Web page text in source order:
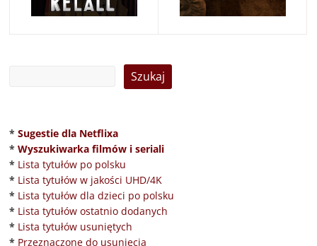
* Sugestie dla Netflixa
* Wyszukiwarka filmów i seriali
* Lista tytułów po polsku
* Lista tytułów w jakości UHD/4K
* Lista tytułów dla dzieci po polsku
* Lista tytułów ostatnio dodanych
* Lista tytułów usuniętych
* Przeznaczone do usunięcia